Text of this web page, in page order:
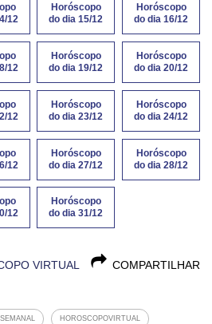
12
Horóscopo
do dia 15/12
Horóscopo
do dia 16/12
12
Horóscopo
do dia 19/12
Horóscopo
do dia 20/12
12
Horóscopo
do dia 23/12
Horóscopo
do dia 24/12
12
Horóscopo
do dia 27/12
Horóscopo
do dia 28/12
12
Horóscopo
do dia 31/12
COMPARTILHAR
VIRTUAL
HOROSCOPOVIRTUAL